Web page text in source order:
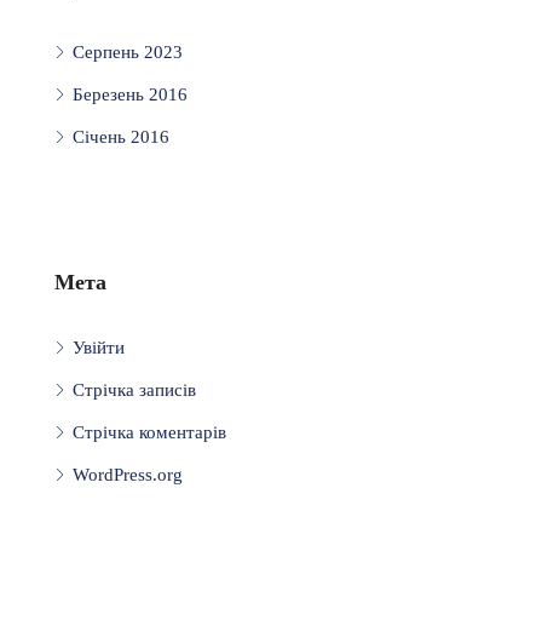
Серпень 2023
Березень 2016
Січень 2016
Мета
Увійти
Стрічка записів
Стрічка коментарів
WordPress.org